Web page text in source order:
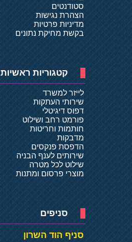
סטודנטים
הצהרת נגישות
מדיניות פרטיות
בקשת מחיקת נתונים
קטגוריות ראשיות
לייזר למשרד
שירותי העתקות
דפוס דיגיטלי
פורמט רחב ושילוט
חותמות וחריטות
מדבקות
הדפסת פנקסים
שירותים לענף הבניה
שילוט לכל מטרה
מוצרי פרסום ומתנות
סניפים
סניף הוד השרון